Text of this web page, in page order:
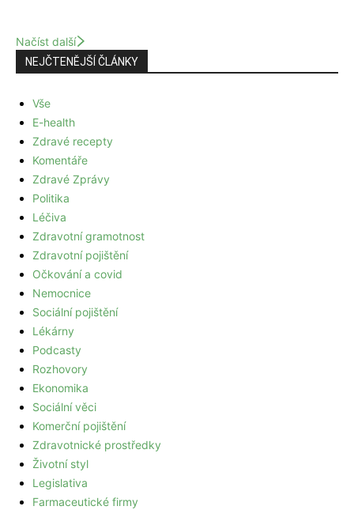
Načíst další
NEJČTENĚJŠÍ ČLÁNKY
Vše
E-health
Zdravé recepty
Komentáře
Zdravé Zprávy
Politika
Léčiva
Zdravotní gramotnost
Zdravotní pojištění
Očkování a covid
Nemocnice
Sociální pojištění
Lékárny
Podcasty
Rozhovory
Ekonomika
Sociální věci
Komerční pojištění
Zdravotnické prostředky
Životní styl
Legislativa
Farmaceutické firmy